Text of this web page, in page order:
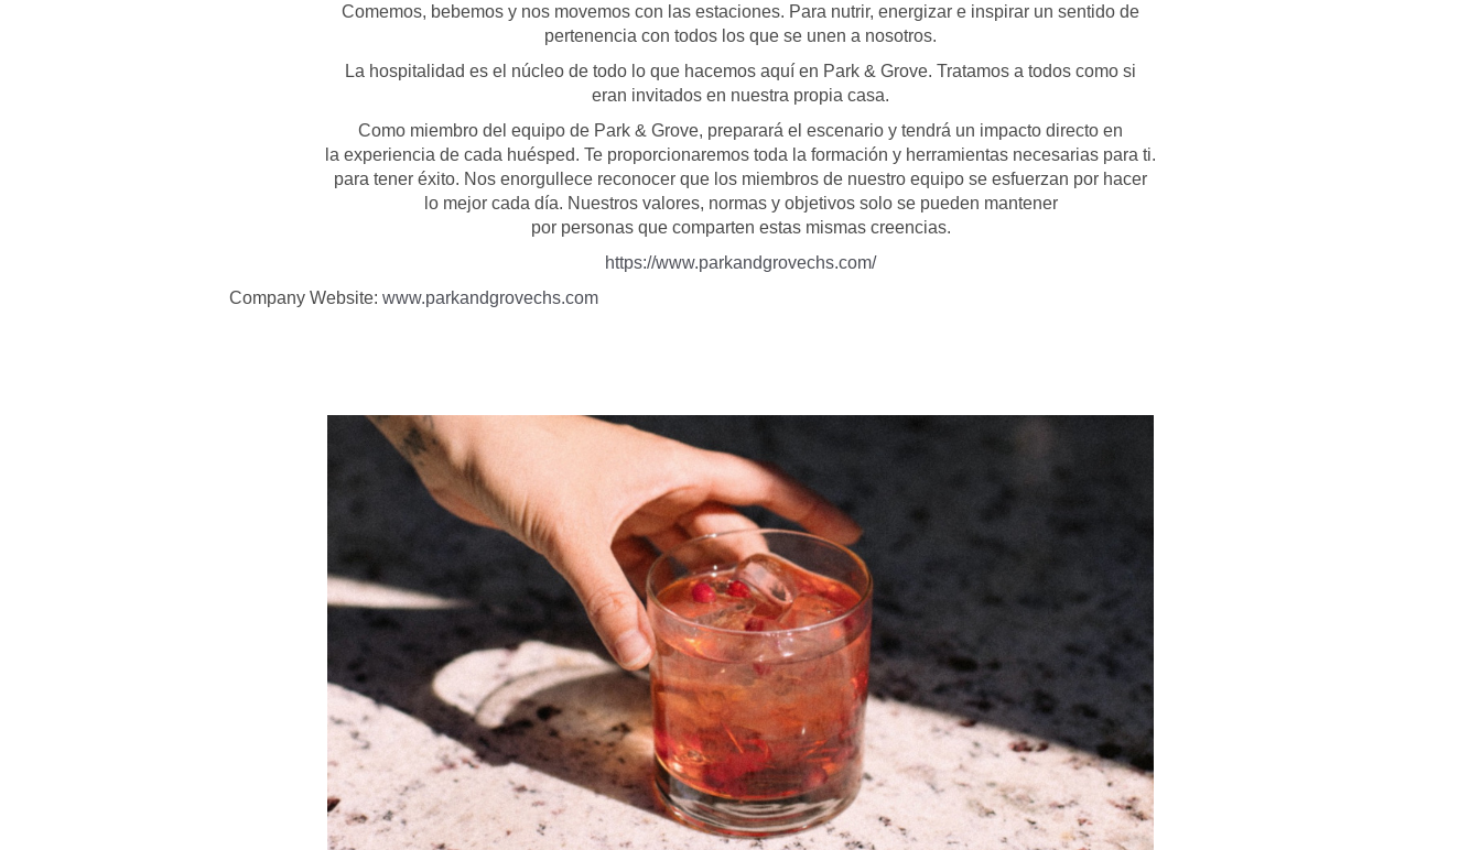
Comemos, bebemos y nos movemos con las estaciones. Para nutrir, energizar e inspirar un sentido de
pertenencia con todos los que se unen a nosotros.
La hospitalidad es el núcleo de todo lo que hacemos aquí en Park & Grove. Tratamos a todos como si
eran invitados en nuestra propia casa.
Como miembro del equipo de Park & Grove, preparará el escenario y tendrá un impacto directo en
la experiencia de cada huésped. Te proporcionaremos toda la formación y herramientas necesarias para ti.
para tener éxito. Nos enorgullece reconocer que los miembros de nuestro equipo se esfuerzan por hacer
lo mejor cada día. Nuestros valores, normas y objetivos solo se pueden mantener
por personas que comparten estas mismas creencias.
https://www.parkandgrovechs.com/
Company Website: www.parkandgrovechs.com
1